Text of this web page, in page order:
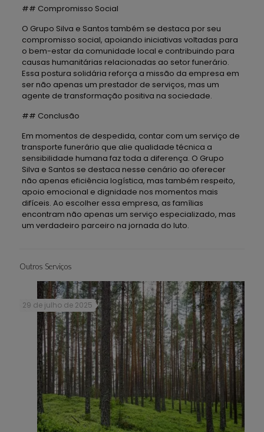
## Compromisso Social
O Grupo Silva e Santos também se destaca por seu
compromisso social, apoiando iniciativas voltadas para
o bem-estar da comunidade local e contribuindo para
causas humanitárias relacionadas ao setor funerário.
Essa postura solidária reforça a missão da empresa em
ser não apenas um prestador de serviços, mas um
agente de transformação positiva na sociedade.
## Conclusão
Em momentos de despedida, contar com um serviço de
transporte funerário que alie qualidade técnica a
sensibilidade humana faz toda a diferença. O Grupo
Silva e Santos se destaca nesse cenário ao oferecer
não apenas eficiência logística, mas também respeito,
apoio emocional e dignidade nos momentos mais
difíceis. Ao escolher essa empresa, as famílias
encontram não apenas um serviço especializado, mas
um verdadeiro parceiro na jornada do luto.
Outros Serviços
29 de julho de 2025